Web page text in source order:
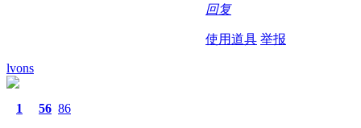
回复
使用道具 举报
lvons
1 56 86